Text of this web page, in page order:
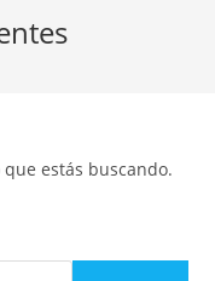
estás buscando.